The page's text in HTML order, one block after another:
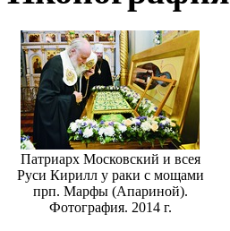
Патриарх Московский и всея
Руси Кирилл у раки с мощами
прп. Марфы (Апариной).
Фотография. 2014 г.